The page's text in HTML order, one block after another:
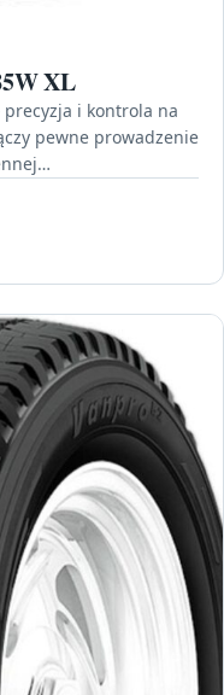
XL
precyzja i kontrola na
pewne prowadzenie